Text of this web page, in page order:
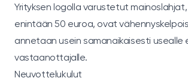
Yrityksen logolla varustetut
enintään 50 euroa, ovat
annetaan usein samanaikaisesti usealle
vastaanottajalle.
Neuvottelukulut